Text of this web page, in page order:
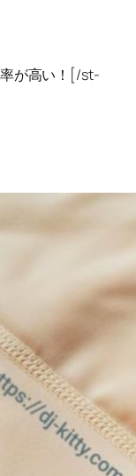
が高い！[/st-